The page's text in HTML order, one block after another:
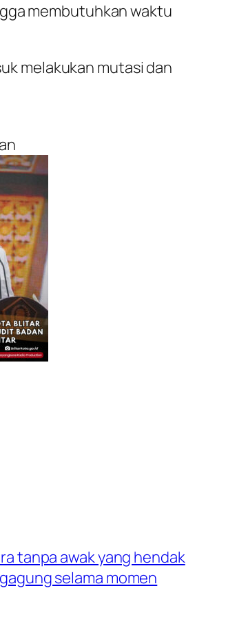
membutuhkan waktu
melakukan mutasi dan
tanpa awak yang hendak
selama momen